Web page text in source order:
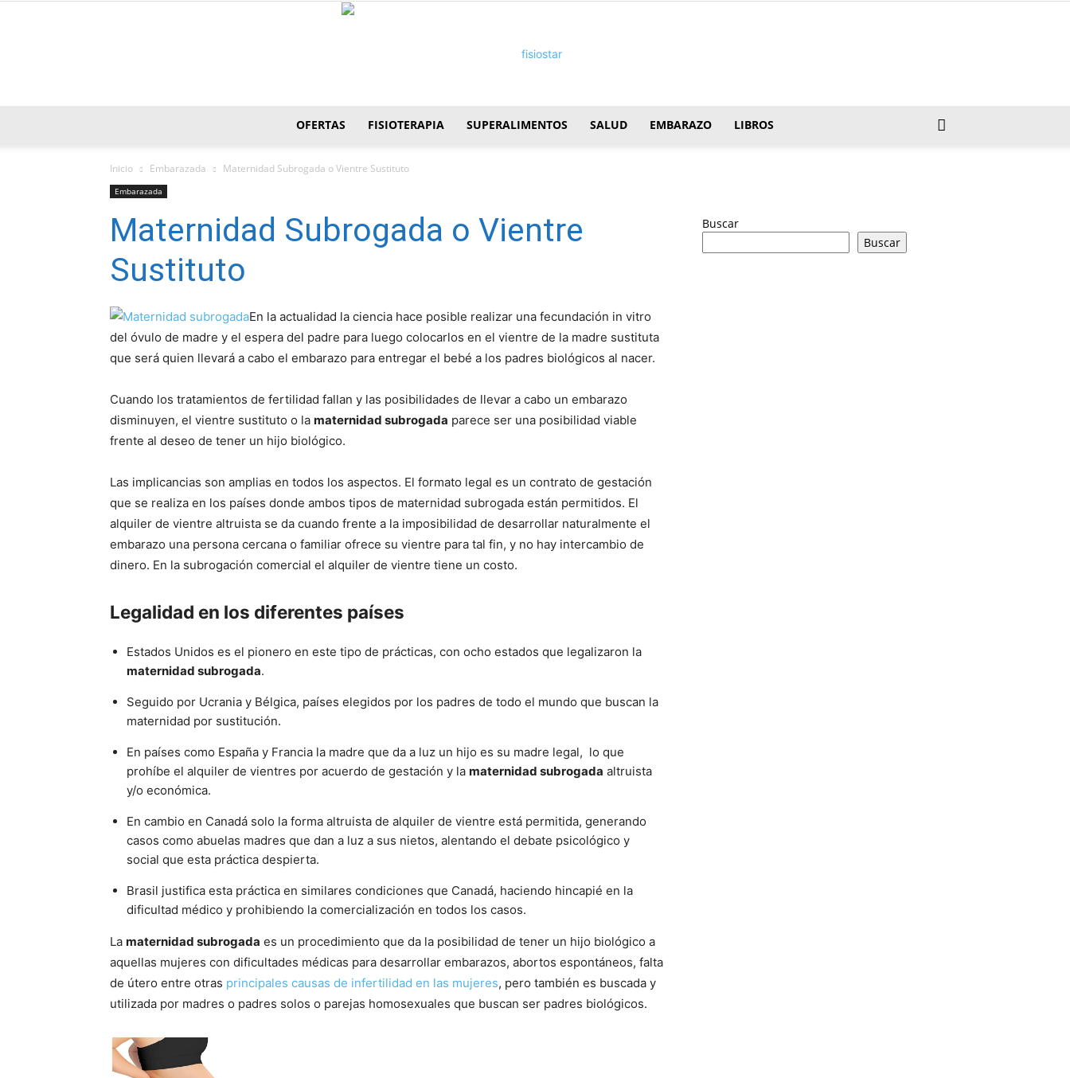
OFERTAS FISIOTERAPIA SUPERALIMENTOS SALUD EMBARAZO LIBROS
Inicio Embarazada Maternidad Subrogada o Vientre Sustituto
Embarazada
Maternidad Subrogada o Vientre
Sustituto
En la actualidad la ciencia hace posible realizar una fecundación in vitro
del óvulo de madre y el espera del padre para luego colocarlos en el vientre de la madre sustituta
que será quien llevará a cabo el embarazo para entregar el bebé a los padres biológicos al nacer.
Cuando los tratamientos de fertilidad fallan y las posibilidades de llevar a cabo un embarazo
disminuyen, el vientre sustituto o la maternidad subrogada parece ser una posibilidad viable
frente al deseo de tener un hijo biológico.
Las implicancias son amplias en todos los aspectos. El formato legal es un contrato de gestación
que se realiza en los países donde ambos tipos de maternidad subrogada están permitidos. El
alquiler de vientre altruista se da cuando frente a la imposibilidad de desarrollar naturalmente el
embarazo una persona cercana o familiar ofrece su vientre para tal fin, y no hay intercambio de
dinero. En la subrogación comercial el alquiler de vientre tiene un costo.
Legalidad en los diferentes países
Estados Unidos es el pionero en este tipo de prácticas, con ocho estados que legalizaron la
maternidad subrogada.
Seguido por Ucrania y Bélgica, países elegidos por los padres de todo el mundo que buscan la
maternidad por sustitución.
En países como España y Francia la madre que da a luz un hijo es su madre legal, lo que
prohíbe el alquiler de vientres por acuerdo de gestación y la maternidad subrogada altruista
y/o económica.
En cambio en Canadá solo la forma altruista de alquiler de vientre está permitida, generando
casos como abuelas madres que dan a luz a sus nietos, alentando el debate psicológico y
social que esta práctica despierta.
Brasil justifica esta práctica en similares condiciones que Canadá, haciendo hincapié en la
dificultad médico y prohibiendo la comercialización en todos los casos.
La maternidad subrogada es un procedimiento que da la posibilidad de tener un hijo biológico a
aquellas mujeres con dificultades médicas para desarrollar embarazos, abortos espontáneos, falta
de útero entre otras principales causas de infertilidad en las mujeres, pero también es buscada y
utilizada por madres o padres solos o parejas homosexuales que buscan ser padres biológicos.
Buscar
Buscar